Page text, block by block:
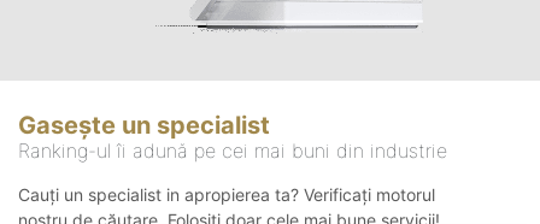
Gasește un specialist
Ranking-ul îi adună pe cei mai buni din industrie
Cauți un specialist in apropierea ta? Verificați motorul
nostru de căutare. Folosiți doar cele mai bune servicii!